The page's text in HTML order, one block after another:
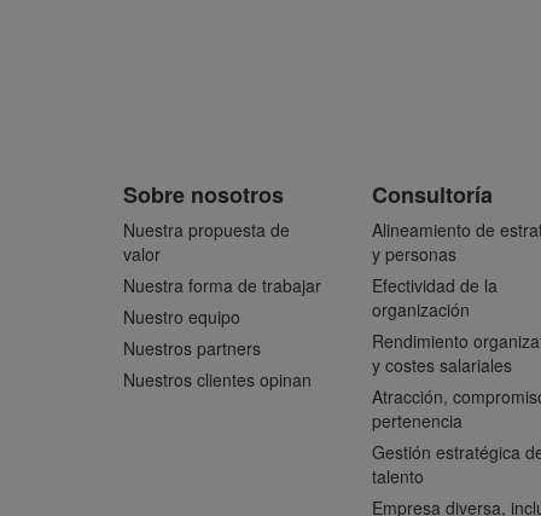
Sobre nosotros
Nuestra propuesta de
valor
Nuestra forma de trabajar
Nuestro equipo
Nuestros partners
Nuestros clientes opinan
Consultoría
Alineamiento de
y personas
Efectividad de la
organización
Rendimiento
y costes salariales
Atracción,
pertenencia
Gestión estratégica
talento
Empresa diversa,